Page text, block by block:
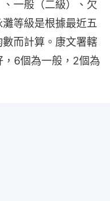
一般（二級）、欠
等級是根據最近五
而計算。康文署轄
，6個為一般，2個為